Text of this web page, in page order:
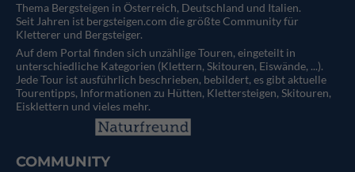
Thema Bergsteigen in Österreich, Deutschland und Italien.
Seit Jahren ist bergsteigen.com die größte Community für
Kletterer und Bergsteiger.
Auf dem Portal finden sich unzählige Touren, eingeteilt in
unterschiedliche Kategorien (Klettern, Skitouren, Eiswände, ...).
Jede Tour ist ausführlich beschrieben, bebildert, es gibt aktuelle
Tourentipps, Informationen zu Hütten, Klettersteigen, Skitouren,
Eisklettern und vieles mehr.
COMMUNITY